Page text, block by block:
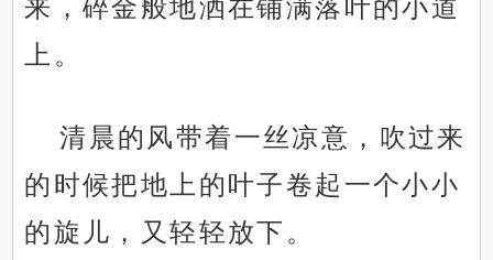
来，碎金般地洒在铺满落叶的小道
上。
清晨的风带着一丝凉意，吹过来
的时候把地上的叶子卷起一个小小
的旋儿，又轻轻放下。